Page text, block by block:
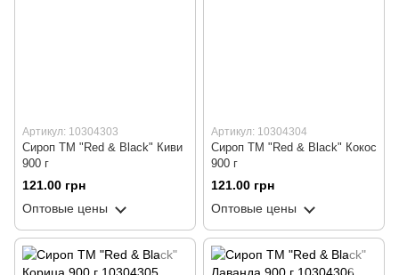
Артикул: 10304303
Сироп ТМ "Red & Black" Киви
900 г
121.00 грн
Оптовые цены
Артикул: 10304304
Сироп ТМ "Red & Black" Кокос
900 г
121.00 грн
Оптовые цены